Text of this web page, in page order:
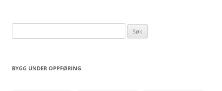
etter:
BYGG UNDER OPPFØRING